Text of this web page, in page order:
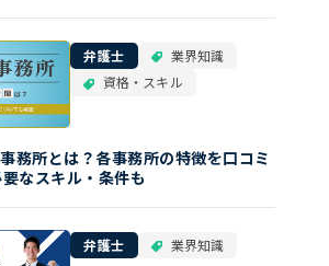
弁護士
業界知識
資格・スキル
務所とは？各事務所の特徴を口コミ
なスキル・条件も
弁護士 業界知識